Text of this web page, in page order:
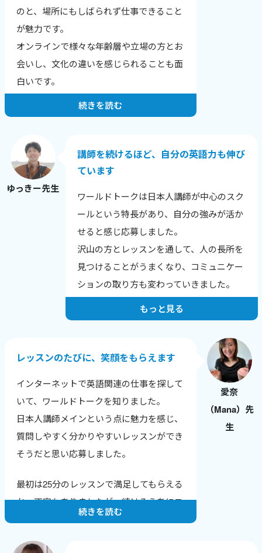
「長文読解の秘伝ルールを伝授いただいた
「全く文章の組み立てが苦手だったのです
が、自分でもちゃんと文章を作れるように
のと、場所にもしばられず仕事できること
が魅力です。
オンラインで様々な年齢層や立場の方とお
会いし、文化の違いを感じられることも面
白いです。
お一人・お一人の希望や目標にあったレッ
す。
生徒さんの性格や興味のあること、英語に
興味を持った理由から、その日の調子ま
で、相手を知ることを心がけています。
英語に自信をなくした生徒さんが、レッス
ン後に安心される様子を見せてくれたり、
自分の言いたい事を英語で表現できてうれ
しいなどの、喜びの報告を受けた時にとて
もやりがいを感じます。
続きを読む
ゆっきー先生
講師を続けるほど、自分の英語力も伸び
ています
ワールドトークは日本人講師が中心のスク
ールという特長があり、自分の強みが活か
せると感じ応募しました。
沢山の方とレッスンを通して、人の長所を
見つけることがうまくなり、コミュニケー
ションの取り方も変わっていきました。
人は自分の短所にはよく気がつきますが、
レッスンでは生徒さん本人が気づいていな
い長所や成長のポイントを積極的に伝えて
います。
純粋に生徒さんに英会話を教えることが楽
しいですし、いただく感想も励みになって
います。
自分の英語力も上がっていることがわかる
ので、さらにやる気に繋がります。
もっと見る
愛奈
（Mana）先
生
レッスンのたびに、笑顔をもらえます
インターネットで英語関連の仕事を探して
いて、ワールドトークを知りました。
日本人講師メインという点に魅力を感じ、
質問しやすく分かりやすいレッスンができ
そうだと思い応募しました。
最初は25分のレッスンで満足してもらえる
か、不安もありましたが、続けるうちにニ
ュースやトレンドに敏感になり、生徒さん
続きを読む